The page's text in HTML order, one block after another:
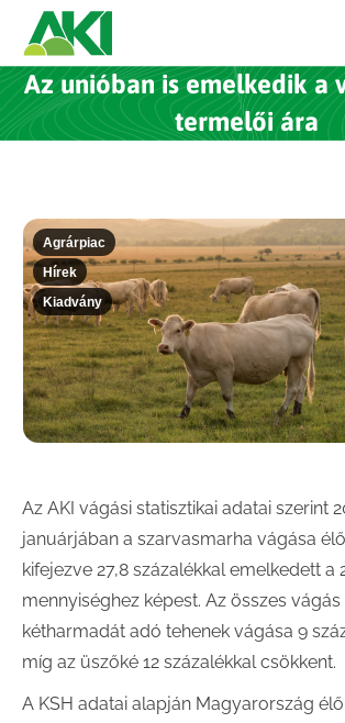
Az unióban is emelkedik a
termelői ára
Agrárpiac
Hírek
Kiadvány
Az AKI vágási statisztikai adatai szerint
januárjában a szarvasmarha vágása
kifejezve 27,8 százalékkal emelkedett a
mennyiséghez képest. Az összes
kétharmadát adó tehenek vágása 9
míg az üszőké 12 százalékkal csökkent.
A KSH adatai alapján Magyarország